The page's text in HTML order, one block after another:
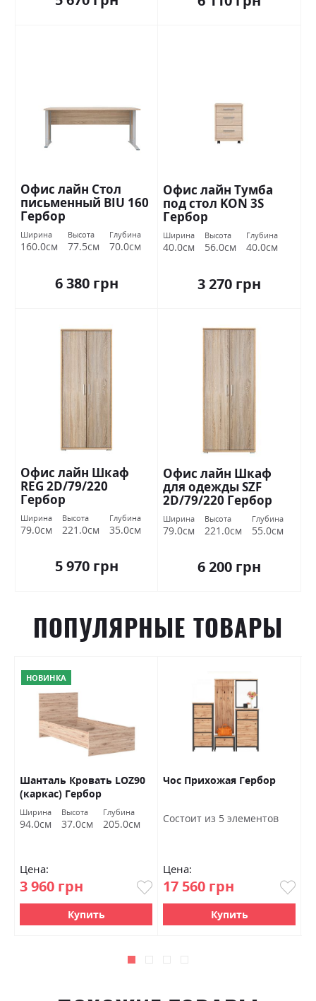
Офис лайн Стол
письменный BIU 160
Гербор
Ширина
160.0см
Высота
77.5см
Глубина
70.0см
6 380 грн
Офис лайн Тумба
под стол KON 3S
Гербор
Ширина
40.0см
Высота
56.0см
Глубина
40.0см
3 270 грн
Офис лайн Шкаф
REG 2D/79/220
Гербор
Ширина
79.0см
Высота
221.0см
Глубина
35.0см
5 970 грн
Офис лайн Шкаф
для одежды SZF
2D/79/220 Гербор
Ширина
79.0см
Высота
221.0см
Глубина
55.0см
6 200 грн
ПОПУЛЯРНЫЕ ТОВАРЫ
НОВИНКА
Шанталь Кровать LOZ90
(каркас) Гербор
Ширина
94.0см
Высота
37.0см
Глубина
205.0см
Цена:
3 960 грн
Купить
Чос Прихожая Гербор
Состоит из 5 элементов
Цена:
17 560 грн
Купить